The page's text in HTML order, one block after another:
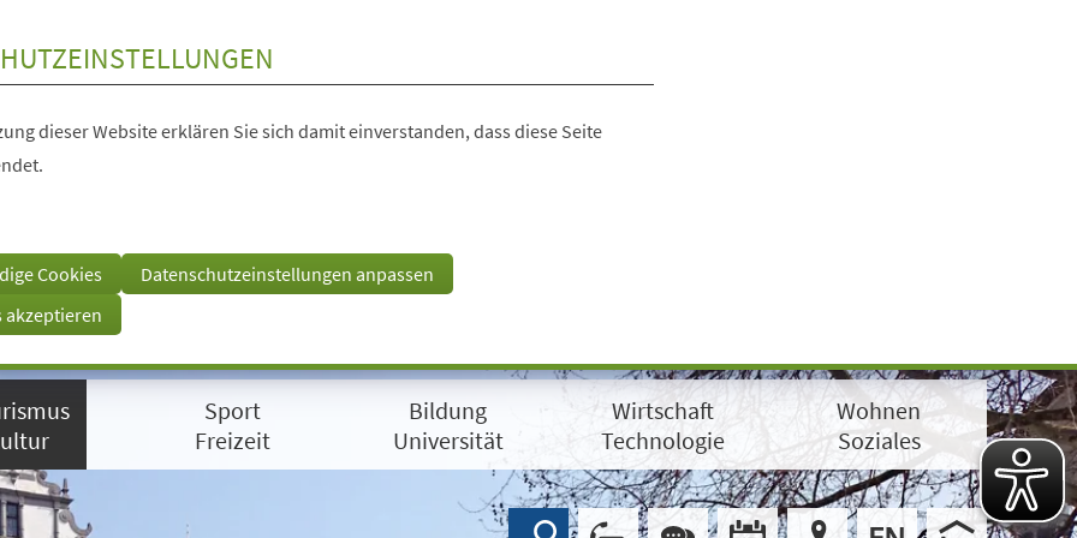
dieser Website erklären Sie sich damit einverstanden, dass diese Seite
Cookies
Datenschutzeinstellungen anpassen
akzeptieren
Sport
Freizeit
Bildung
Universität
Wirtschaft
Technologie
Wohnen
Soziales